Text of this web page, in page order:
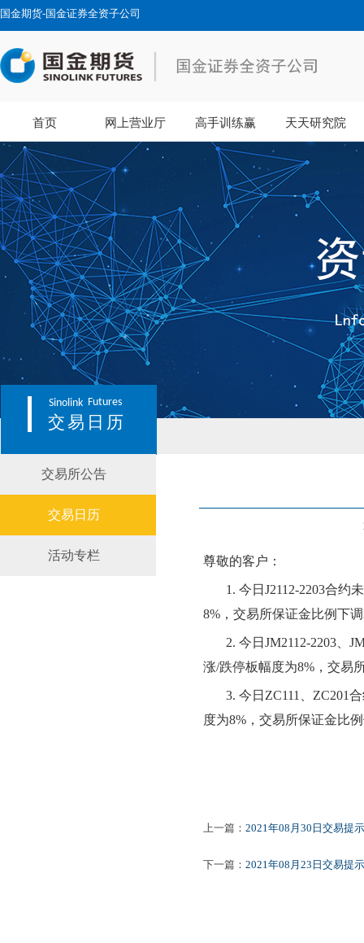
国金期货-国金证券全资子公司
首页 网上营业厅 高手训练赢 天天研究院
Sinolink Futures
交易日历
交易所公告
交易日历
活动专栏 尊敬的客户：
1. 今日 J2112-2203合约
8%，交易所保证金比例下调
2. 今日 JM2112-2203、
涨/跌停板幅度为8%，交易
3. 今日 ZC111、ZC201
度为8%，交易所保证金比
上一篇： 2021年08月30日交易提示
下一篇： 2021年08月23日交易提示